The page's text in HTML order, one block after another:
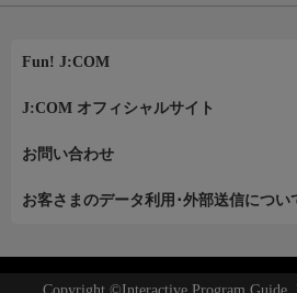
Fun! J:COM
J:COM オフィシャルサイト
お問い合わせ
お客さまのデータ利用･外部送信につい